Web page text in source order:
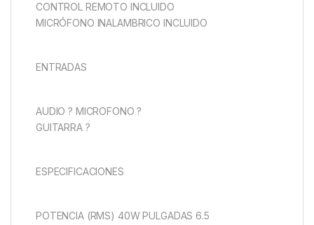
CONTROL REMOTO INCLUIDO
MICRÓFONO INALAMBRICO INCLUIDO
ENTRADAS
AUDIO ? MICROFONO ?
GUITARRA ?
ESPECIFICACIONES
POTENCIA (RMS) 40W PULGADAS 6.5